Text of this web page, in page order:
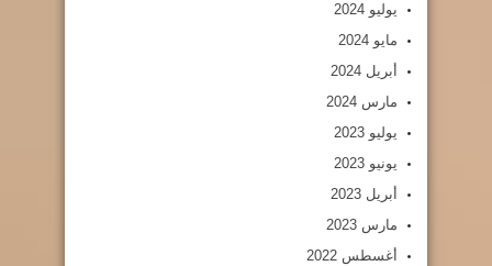
يوليو 2024
مايو 2024
أبريل 2024
مارس 2024
يوليو 2023
يونيو 2023
أبريل 2023
مارس 2023
أغسطس 2022